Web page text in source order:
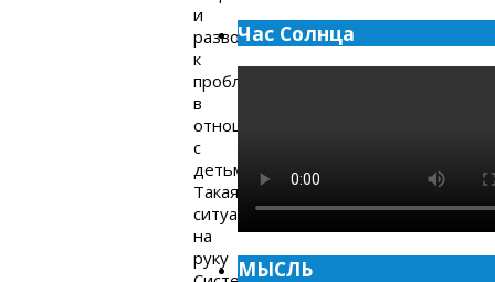
и
разводам,
к
проблемам
в
отношениях
с
детьми.
Такая
ситуация
на
руку
Час Солнца
МЫСЛЬ